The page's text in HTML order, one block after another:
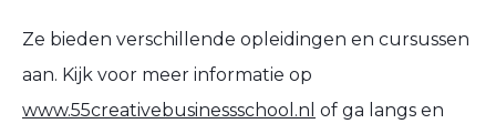
Ze bieden verschillende opleidingen en cursussen
aan. Kijk voor meer informatie op
www.55creativebusinessschool.nl of ga langs en